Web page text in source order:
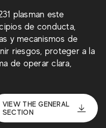
plasman este
de conducta,
y mecanismos de
riesgos, proteger a la
de operar clara,
VIEW THE GENERAL
SECTION